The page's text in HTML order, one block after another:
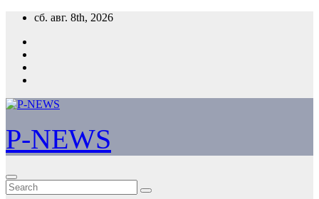
Skip
content
сб. авг. 8th, 2026
P-NEWS